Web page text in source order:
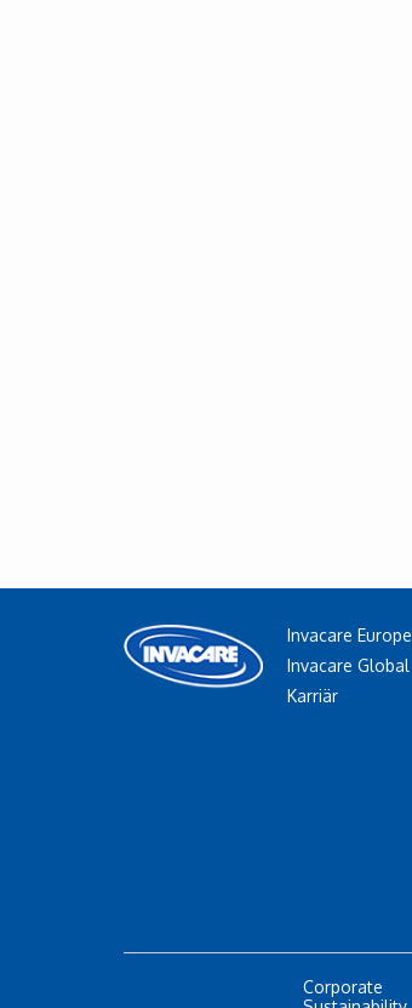
Invacare Europe
Invacare Global
Karriär
Corporate